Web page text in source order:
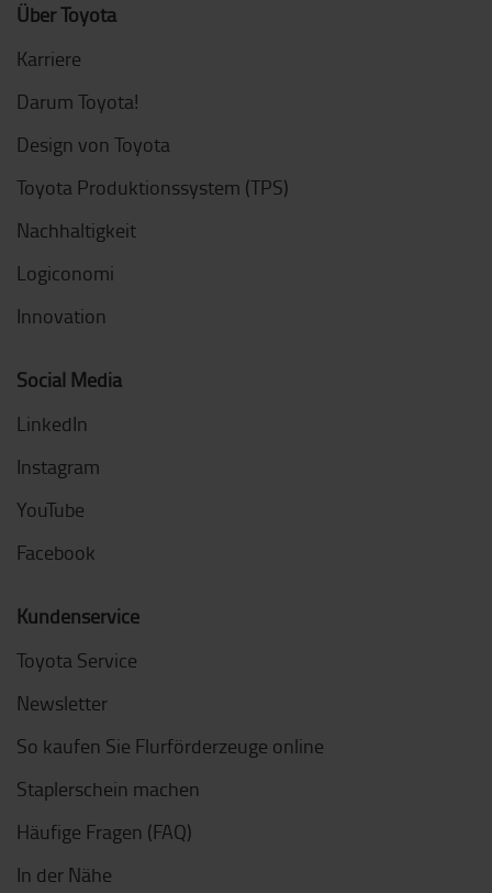
Über Toyota
Karriere
Darum Toyota!
Design von Toyota
Toyota Produktionssystem (TPS)
Nachhaltigkeit
Logiconomi
Innovation
Social Media
LinkedIn
Instagram
YouTube
Facebook
Kundenservice
Toyota Service
Newsletter
So kaufen Sie Flurförderzeuge online
Staplerschein machen
Häufige Fragen (FAQ)
In der Nähe